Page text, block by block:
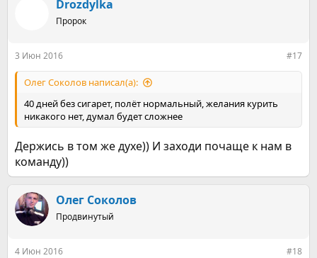
Drozdylka
Пророк
3 Июн 2016 #17
Олег Соколов написал(а):
40 дней без сигарет, полёт нормальный, желания курить
никакого нет, думал будет сложнее
Держись в том же духе)) И заходи почаще к нам в
команду))
Олег Соколов
Продвинутый
4 Июн 2016 #18